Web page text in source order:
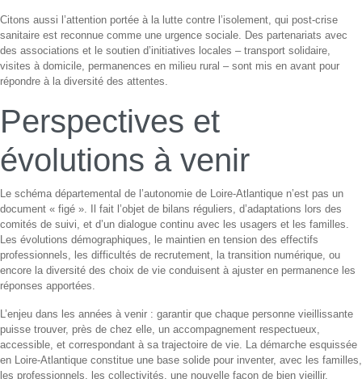
Citons aussi l’attention portée à la lutte contre l’isolement, qui post-crise
sanitaire est reconnue comme une urgence sociale. Des partenariats avec
des associations et le soutien d’initiatives locales – transport solidaire,
visites à domicile, permanences en milieu rural – sont mis en avant pour
répondre à la diversité des attentes.
Perspectives et
évolutions à venir
Le schéma départemental de l’autonomie de Loire-Atlantique n’est pas un
document « figé ». Il fait l’objet de bilans réguliers, d’adaptations lors des
comités de suivi, et d’un dialogue continu avec les usagers et les familles.
Les évolutions démographiques, le maintien en tension des effectifs
professionnels, les difficultés de recrutement, la transition numérique, ou
encore la diversité des choix de vie conduisent à ajuster en permanence les
réponses apportées.
L’enjeu dans les années à venir : garantir que chaque personne vieillissante
puisse trouver, près de chez elle, un accompagnement respectueux,
accessible, et correspondant à sa trajectoire de vie. La démarche esquissée
en Loire-Atlantique constitue une base solide pour inventer, avec les familles,
les professionnels, les collectivités, une nouvelle façon de bien vieillir.